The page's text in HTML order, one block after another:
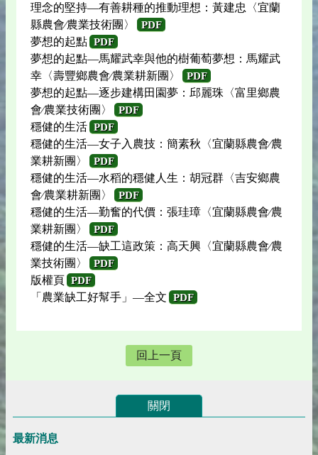
理念的堅持—有善耕種的推動理想：黃建忠〈宜蘭
縣農會∕農業技術團〉
PDF
夢想的起點 PDF
夢想的起點—馬耀武幸與他的樹葡萄夢想：馬耀武
幸〈壽豐鄉農會∕農業耕新團〉
PDF
夢想的起點—逐步建構田園夢：邱麗珠〈富里鄉農
會∕農業技術團〉
PDF
穩健的生活 PDF
穩健的生活—女子入農技：簡素秋〈宜蘭縣農會∕農
業耕新團〉
PDF
穩健的生活—水稻的穩健人生：胡冠群〈吉安鄉農
會∕農業耕新團〉
PDF
穩健的生活—勤奮的代價：張珪璋〈宜蘭縣農會∕農
業耕新團〉
PDF
穩健的生活—缺工這政策：高天興〈宜蘭縣農會∕農
業技術團〉
PDF
版權頁 PDF
「農業缺工好幫手」—全文 PDF
回上一頁
關閉
最新消息